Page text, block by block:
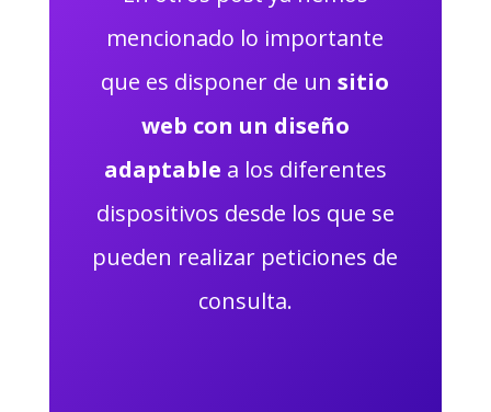
mencionado lo importante
que es disponer de unsitio
web con un diseño
adaptable a los diferentes
dispositivos desde los que se
pueden realizar peticiones de
consulta.